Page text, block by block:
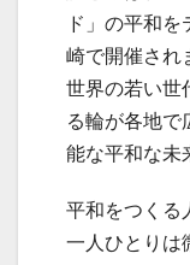
ド」の平和
崎で開催され
世界の若い世
る輪が各地で
能な平和な未
平和をつくる
一人ひとりは